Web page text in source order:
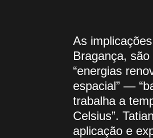
As
Bragança,
“energias
espacial” —
trabalha a
Celsius”.
aplicação e